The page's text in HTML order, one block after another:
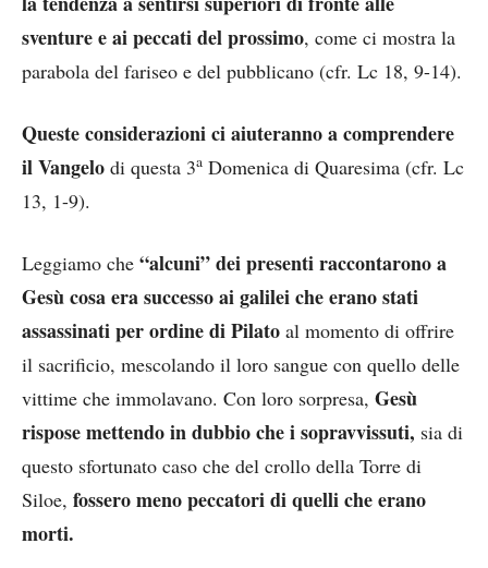
sventure e ai peccati del prossimo, come ci mostra la
parabola del fariseo e del pubblicano (cfr. Lc 18, 9-14).
Queste considerazioni ci aiuteranno a comprendere
il Vangelo di questa 3a Domenica di Quaresima (cfr. Lc
13, 1-9).
Leggiamo che “alcuni” dei presenti raccontarono a
Gesù cosa era successo ai galilei che erano stati
assassinati per ordine di Pilato al momento di offrire
il sacrificio, mescolando il loro sangue con quello delle
vittime che immolavano. Con loro sorpresa, Gesù
rispose mettendo in dubbio che i sopravvissuti, sia di
questo sfortunato caso che del crollo della Torre di
Siloe, fossero meno peccatori di quelli che erano
morti.